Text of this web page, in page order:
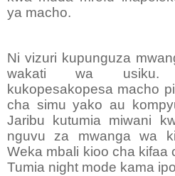
ya macho.
Ni vizuri kupunguza
wakati wa usiku.
kukopesakopesa macho
cha simu yako au
Jaribu kutumia miwani
nguvu za mwanga wa
Weka mbali kioo cha kifaa
Tumia night mode kama